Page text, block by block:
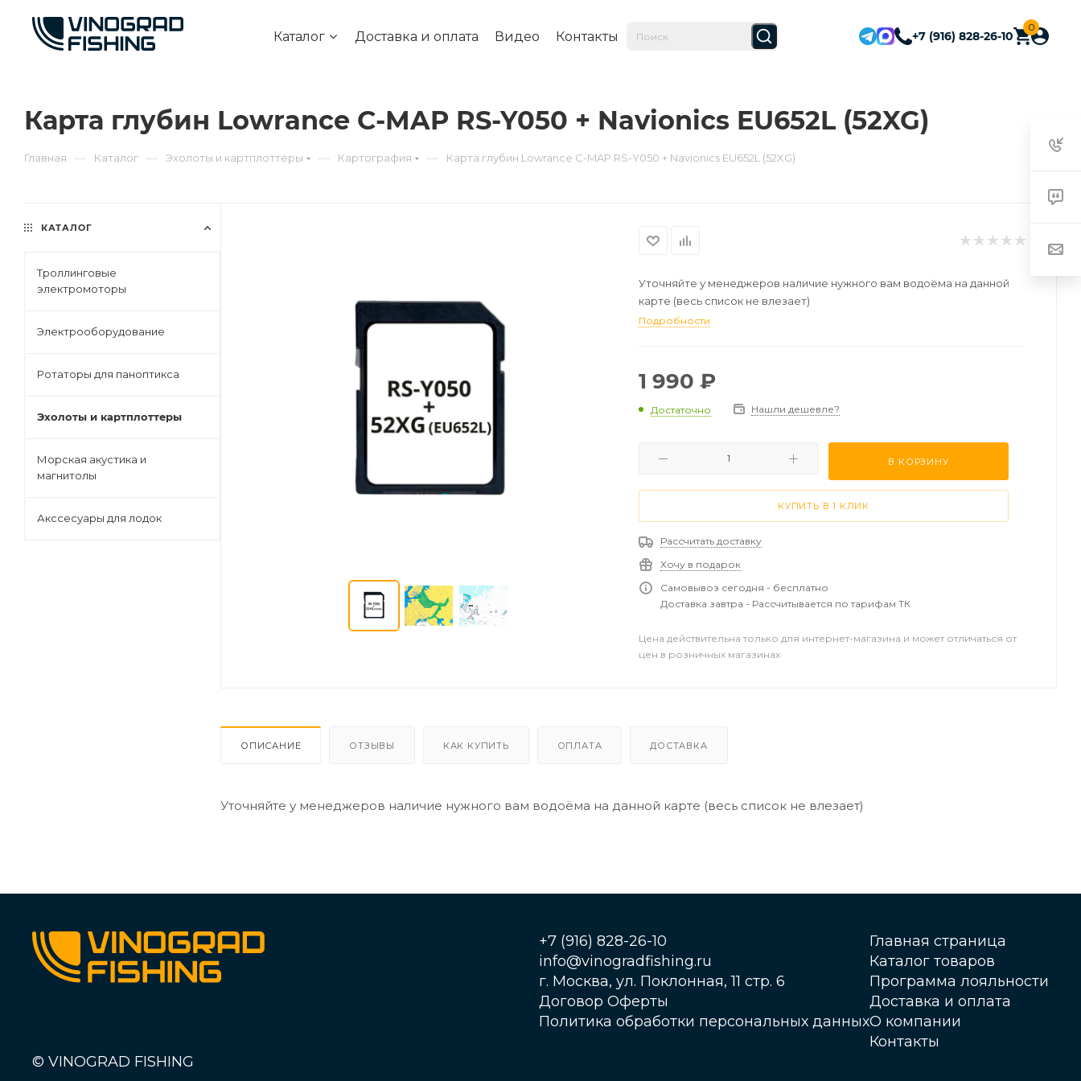
Каталог Доставка и оплата Видео Контакты +7 (916) 828-26-10
0
Карта глубин Lowrance С-MAP RS-Y050 + Navionics EU652L (52XG)
Главная — Каталог — Эхолоты и картплоттеры — Картография — Карта глубин Lowrance С-MAP RS-Y050 + Navionics EU652L (52XG)
Уточняйте у менеджеров наличие нужного вам водоёма на данной
карте (весь список не влезает)
Подробности
1 990 ₽
Достаточно Нашли дешевле?
В КОРЗИНУ
КУПИТЬ В 1 КЛИК
Рассчитать доставку
Хочу в подарок
Самовывоз сегодня - бесплатно
Доставка завтра - Рассчитывается по тарифам ТК
Цена действительна только для интернет-магазина и может отличаться от
цен в розничных магазинах
ОПИСАНИЕ ОТЗЫВЫ КАК КУПИТЬ ОПЛАТА ДОСТАВКА
Уточняйте у менеджеров наличие нужного вам водоёма на данной карте (весь список не влезает)
КАТАЛОГ
Троллинговые
электромоторы
Электрооборудование
Ротаторы для паноптикса
Эхолоты и картплоттеры
Морская акустика и
магнитолы
Акссесуары для лодок
+7 (916) 828-26-10
info@vinogradfishing.ru
г. Москва, ул. Поклонная, 11 стр. 6
Договор Оферты
Политика обработки персональных данных
Главная страница
Каталог товаров
Программа лояльности
Доставка и оплата
О компании
Контакты
© VINOGRAD FISHING